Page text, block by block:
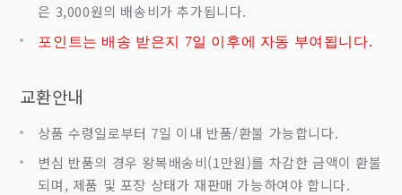
은 3,000원의 배송비가 추가됩니다.
포인트는 배송 받은지 7일 이후에 자동 부여됩니다.
교환안내
상품 수령일로부터 7일 이내 반품/환불 가능합니다.
변심 반품의 경우 왕복배송비(1만원)를 차감한 금액이 환불
되며, 제품 및 포장 상태가 재판매 가능하여야 합니다.